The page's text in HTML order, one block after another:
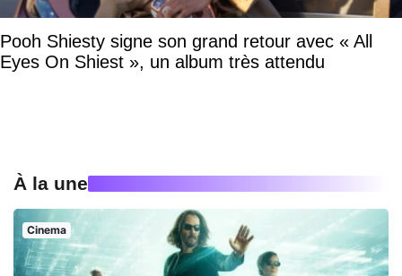
Pooh Shiesty signe son grand retour avec « All
Eyes On Shiest », un album très attendu
À la une
Cinema